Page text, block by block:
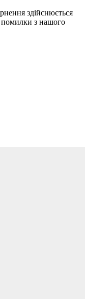
здійснюється
помилки з нашого